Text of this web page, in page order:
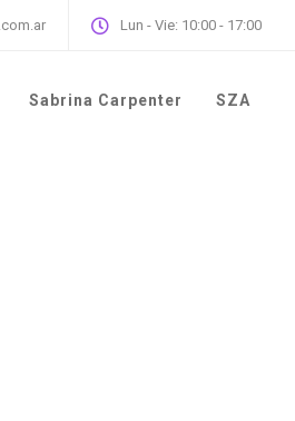
Lun - Vie: 10:00 - 17:00
Sabrina Carpenter SZA